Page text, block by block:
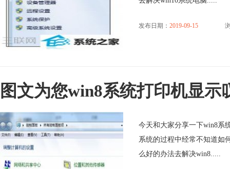
发布日期： 2019-09-15
图文为您win8系统打印机显示
今天和大家分享一下win8系
系统的过程中经常不知道如
么好的办法去解决win8.....